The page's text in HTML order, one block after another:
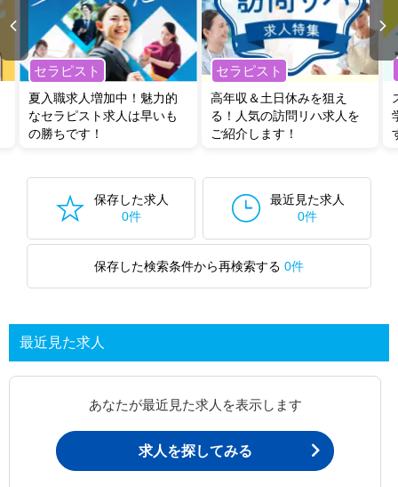
セラピスト
夏入職求人増加中！魅力的
なセラピスト求人は早いも
の勝ちです！
セラピスト
高年収＆土日休みを狙え
る！人気の訪問リハ求人を
ご紹介します！
保存した求人
0件
最近見た求人
0件
保存した検索条件から再検索する 0件
最近見た求人
あなたが最近見た求人を表示します
求人を探してみる